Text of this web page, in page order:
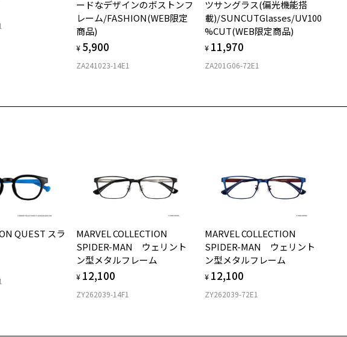
かな Zoff SMART
：￥7,320
ードなデザインのボストンフ
レーム/FASHION(WEB限定
商品)
¥ 5,900
ZA241023-14E1
ツサングラス(偏光機能搭
載)/SUNCUTGlasses/UV100
%CUT(WEB限定商品)
¥ 11,970
ZA201G06-72E1
QUEST スラ
MARVEL COLLECTION
SPIDER-MAN ウェリント
ン型メタルフレーム
¥ 12,100
ZY262039-14F1
MARVEL COLLECTION
SPIDER-MAN ウェリント
ン型メタルフレーム
¥ 12,100
ZY262039-72E1